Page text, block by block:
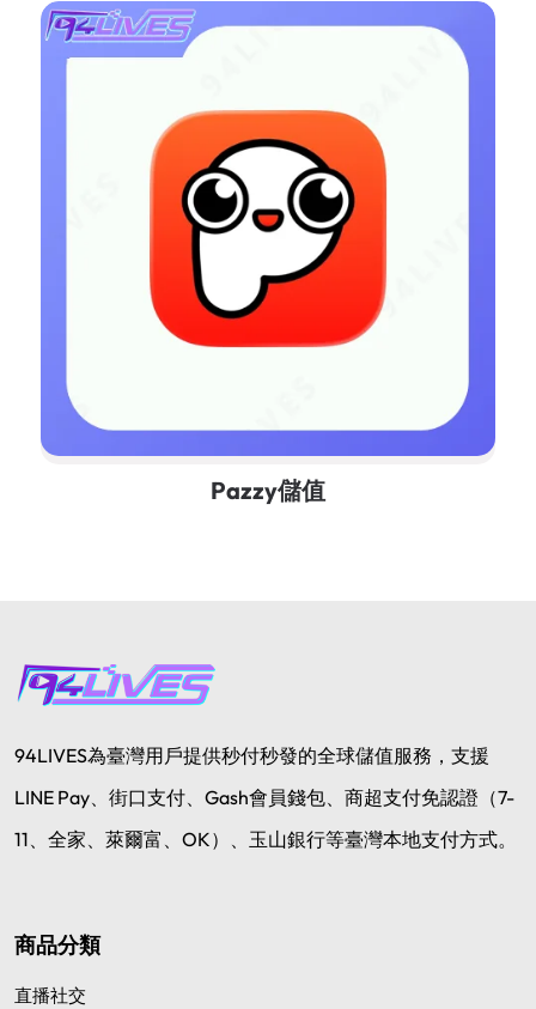
Pazzy儲值
94LIVES為臺灣用戶提供秒付秒發的全球儲值服務，支援
LINE Pay、街口支付、Gash會員錢包、商超支付免認證（7-
11、全家、萊爾富、OK）、玉山銀行等臺灣本地支付方式。
商品分類
直播社交